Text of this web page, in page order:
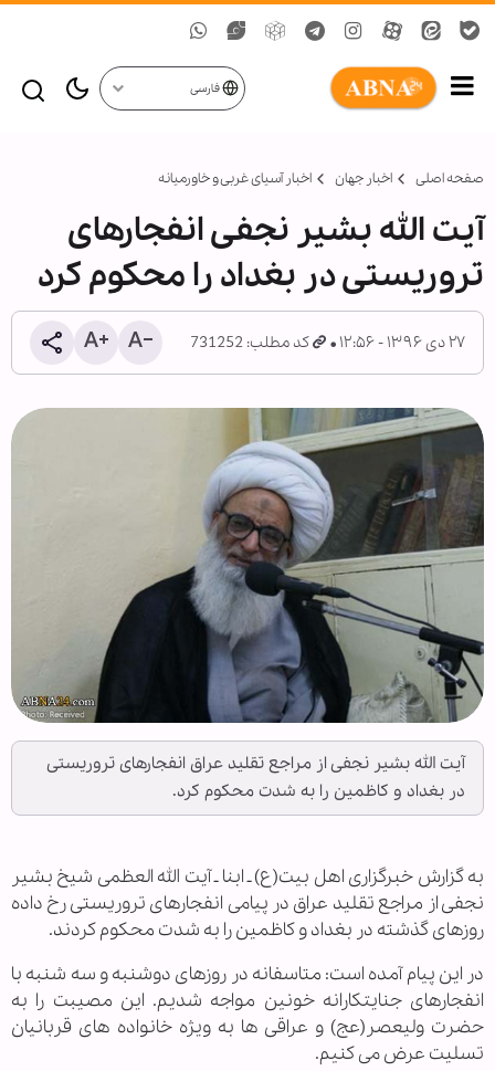
فارسی
صفحه اصلی اخبار جهان اخبار آسیای غربی و خاورمیانه
آیت الله بشیر نجفی انفجارهای
تروریستی در بغداد را محکوم کرد
۲۷ دی ۱۳۹۶ - ۱۲:۵۶ کد مطلب: 731252
آیت الله بشیر نجفی از مراجع تقلید عراق انفجارهای تروریستی
در بغداد و کاظمین را به شدت محکوم کرد.
به گزارش خبرگزاری اهل بیت(ع) ـ ابنا ـ آیت الله العظمی شیخ بشیر
نجفی از مراجع تقلید عراق در پیامی انفجارهای تروریستی رخ داده
روزهای گذشته در بغداد و کاظمین را به شدت محکوم کردند.
در این پیام آمده است: متاسفانه در روزهای دوشنبه و سه شنبه با
انفجارهای جنایتکارانه خونین مواجه شدیم. این مصیبت را به
حضرت ولیعصر(عج) و عراقی ها به ویژه خانواده های قربانیان
تسلیت عرض می کنیم.